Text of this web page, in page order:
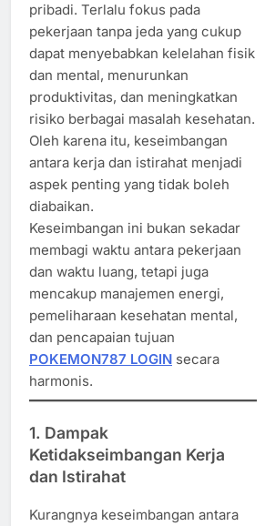
pribadi. Terlalu fokus pada
pekerjaan tanpa jeda yang cukup
dapat menyebabkan kelelahan fisik
dan mental, menurunkan
produktivitas, dan meningkatkan
risiko berbagai masalah kesehatan.
Oleh karena itu, keseimbangan
antara kerja dan istirahat menjadi
aspek penting yang tidak boleh
diabaikan.
Keseimbangan ini bukan sekadar
membagi waktu antara pekerjaan
dan waktu luang, tetapi juga
mencakup manajemen energi,
pemeliharaan kesehatan mental,
dan pencapaian tujuan
POKEMON787 LOGIN secara
harmonis.
1. Dampak
Ketidakseimbangan Kerja
dan Istirahat
Kurangnya keseimbangan antara